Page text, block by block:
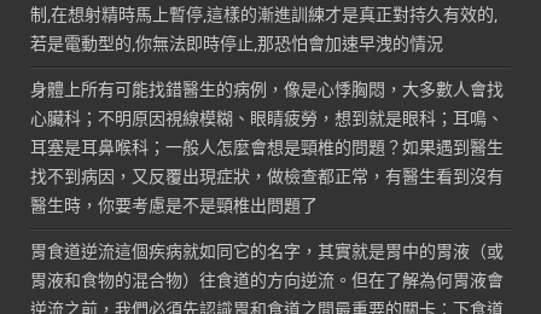
制,在想射精時馬上暫停,這樣的漸進訓練才是真正對持久有效的,
若是電動型的,你無法即時停止,那恐怕會加速早洩的情況
身體上所有可能找錯醫生的病例，像是心悸胸悶，大多數人會找
心臟科；不明原因視線模糊、眼睛疲勞，想到就是眼科；耳鳴、
耳塞是耳鼻喉科；一般人怎麼會想是頸椎的問題？如果遇到醫生
找不到病因，又反覆出現症狀，做檢查都正常，有醫生看到沒有
醫生時，你要考慮是不是頸椎出問題了
胃食道逆流這個疾病就如同它的名字，其實就是胃中的胃液（或
胃液和食物的混合物）往食道的方向逆流。但在了解為何胃液會